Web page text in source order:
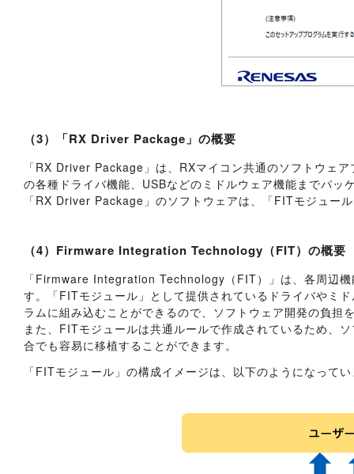
（3）「RX Driver Package」の概要
「RX Driver Package」は、RXマイコン共通のソフトウェ
の各種ドライバ機能、USBなどのミドルウェア機能までパッ
「RX Driver Package」のソフトウェアは、「FITモジュー
（4）Firmware Integration Technology（FIT）の概要
「Firmware Integration Technology（FIT）」は、各周辺
す。「FITモジュール」として提供されているドライバやミ
ラムに組み込むことができるので、ソフトウェア開発の負担
また、FITモジュールは共通ルールで作成されているため、
合でも容易に移植することができます。
「FITモジュール」の構成イメージは、以下のようになって